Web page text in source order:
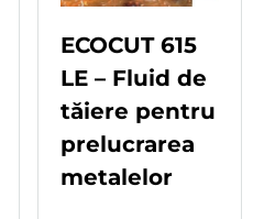
ECOCUT 615
LE – Fluid de
tăiere pentru
prelucrarea
metalelor